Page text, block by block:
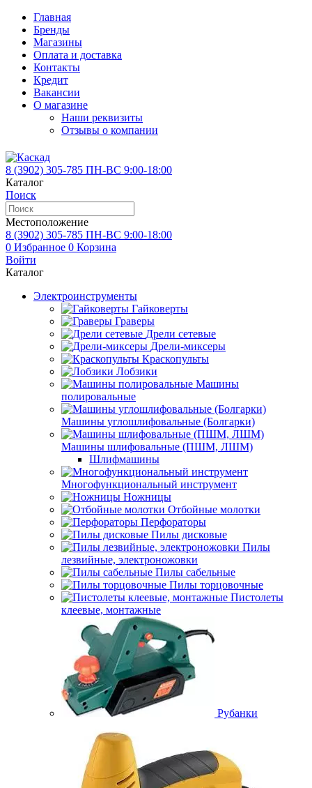
Главная
Бренды
Магазины
Оплата и доставка
Контакты
Кредит
Вакансии
О магазине
Наши реквизиты
Отзывы о компании
8 (3902) 305-785 ПН-ВС 9:00-18:00
Каталог
Поиск
Местоположение
8 (3902) 305-785 ПН-ВС 9:00-18:00
0 Избранное 0 Корзина
Войти
Каталог
Электроинструменты
Гайковерты
Граверы
Дрели сетевые
Дрели-миксеры
Краскопульты
Лобзики
Машины
полировальные
Машины углошлифовальные (Болгарки)
Машины шлифовальные (ПШМ, ЛШМ)
Шлифмашины
Многофункциональный инструмент
Ножницы
Отбойные молотки
Перфораторы
Пилы дисковые
Пилы
лезвийные, электроножовки
Пилы сабельные
Пилы торцовочные
Пистолеты
клеевые, монтажные
Рубанки